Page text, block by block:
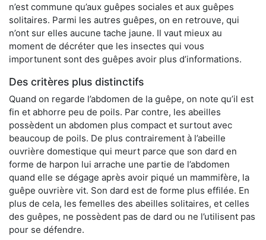
n’est commune qu’aux guêpes sociales et aux guêpes
solitaires. Parmi les autres guêpes, on en retrouve, qui
n’ont sur elles aucune tache jaune. Il vaut mieux au
moment de décréter que les insectes qui vous
importunent sont des guêpes avoir plus d’informations.
Des critères plus distinctifs
Quand on regarde l’abdomen de la guêpe, on note qu’il est
fin et abhorre peu de poils. Par contre, les abeilles
possèdent un abdomen plus compact et surtout avec
beaucoup de poils. De plus contrairement à l’abeille
ouvrière domestique qui meurt parce que son dard en
forme de harpon lui arrache une partie de l’abdomen
quand elle se dégage après avoir piqué un mammifère, la
guêpe ouvrière vit. Son dard est de forme plus effilée. En
plus de cela, les femelles des abeilles solitaires, et celles
des guêpes, ne possèdent pas de dard ou ne l’utilisent pas
pour se défendre.